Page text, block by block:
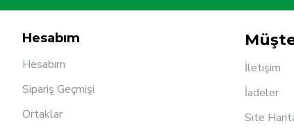
Hesabım
Hesabım
Sipariş Geçmişi
Ortaklar
İletişim
İadeler
Site